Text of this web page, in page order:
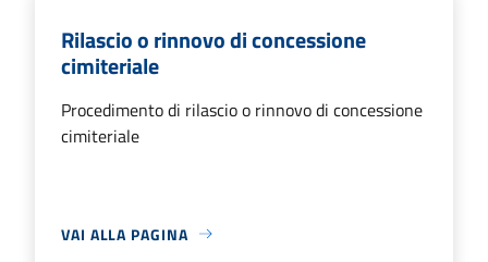
Rilascio o rinnovo di concessione
cimiteriale
Procedimento di rilascio o rinnovo di concessione
cimiteriale
VAI ALLA PAGINA